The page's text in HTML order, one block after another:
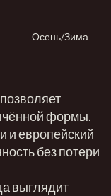
Осень/Зима
формы.
и европейский
без потери
выглядит